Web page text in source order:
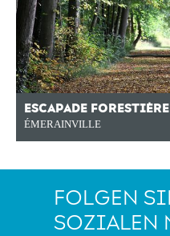
ESCAPADE FORESTIÈRE
ÉMERAINVILLE
FOLGEN
SOZIALEN